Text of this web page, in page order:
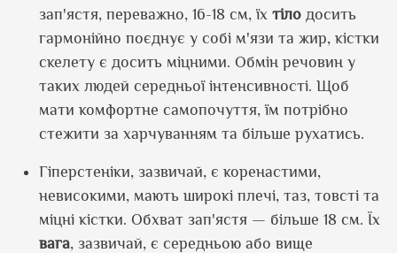
зап'ястя, переважно, 16-18 см, їх тіло досить
гармонійно поєднує у собі м'язи та жир, кістки
скелету є досить міцними. Обмін речовин у
таких людей середньої інтенсивності. Щоб
мати комфортне самопочуття, їм потрібно
стежити за харчуванням та більше рухатись.
Гіперстеніки, зазвичай, є коренастими,
невисокими, мають широкі плечі, таз, товсті та
міцні кістки. Обхват зап'ястя — більше 18 см. Їх
вага, зазвичай, є середньою або вище